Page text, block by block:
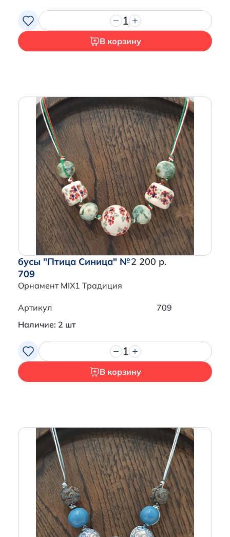
Итого:
Продолжить покупки
Перейти в корзину
1
В корзину
бусы "Птица Синица" №
709
Орнамент MIX1 Традиция
2 200 р.
Артикул
709
Наличие: 2 шт
1
В корзину